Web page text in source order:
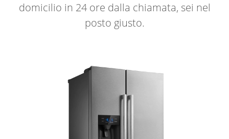
domicilio in 24 ore dalla chiamata, sei nel
posto giusto.